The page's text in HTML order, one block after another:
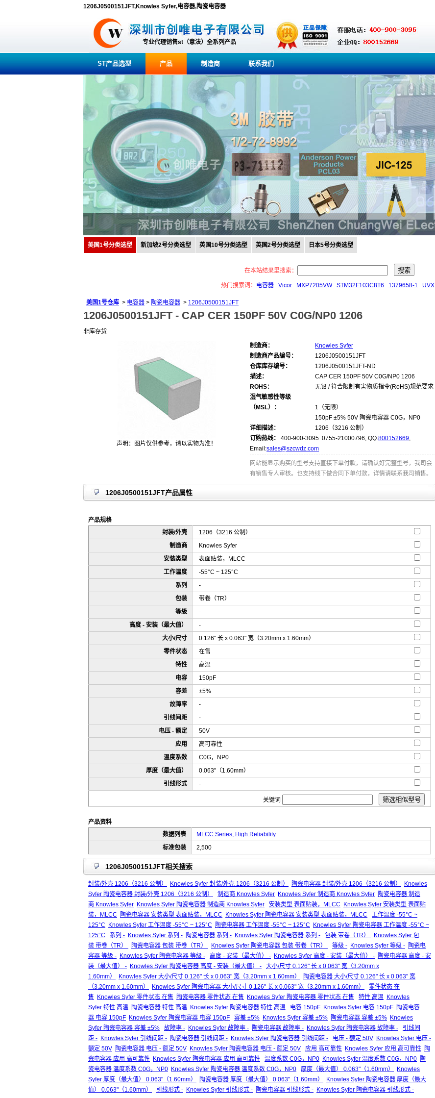
1206J0500151JFT,Knowles Syfer,电容器,陶瓷电容器
专业代理销售st（意法）全系列产品
ST产品选型 产品 制造商 联系我们
美国1号分类选型 新加坡2号分类选型 英国10号分类选型 英国2号分类选型 日本5号分类选型
在本站结果里搜索：
热门搜索词： 电容器 Vicor MXP7205VW STM32F103C8T6 1379658-1 UVX
美国1号仓库 > 电容器 > 陶瓷电容器 > 1206J0500151JFT
1206J0500151JFT - CAP CER 150PF 50V C0G/NP0 1206
非库存货
声明：图片仅供参考，请以实物为准！
制造商：
Knowles Syfer
制造商产品编号：
1206J0500151JFT
仓库库存编号：
1206J0500151JFT-ND
描述：
CAP CER 150PF 50V C0G/NP0 1206
ROHS：
无铅 / 符合限制有害物质指令(RoHS)规范要求
湿气敏感性等级
（MSL）：
1（无限）
详细描述：
150pF ±5% 50V 陶瓷电容器 C0G，NP0
1206（3216 公制）
订购热线：
400-900-3095 0755-21000796, QQ:800152669,
Email:sales@szcwdz.com
网站能显示购买的型号支持直接下单付款，请确认好完整型号，我司会
有销售专人审核。也支持线下做合同下单付款，详情请联系我司销售。
1206J0500151JFT产品属性
产品规格
封装/外壳
1206（3216 公制）
制造商
Knowles Syfer
安装类型
表面贴装，MLCC
工作温度
-55°C ~ 125°C
系列
-
包装
带卷（TR）
等级
-
高度 - 安装（最大值）
-
大小/尺寸
0.126" 长 x 0.063" 宽（3.20mm x 1.60mm）
零件状态
在售
特性
高温
电容
150pF
容差
±5%
故障率
-
引线间距
-
电压 - 额定
50V
应用
高可靠性
温度系数
C0G，NP0
厚度（最大值）
0.063"（1.60mm）
引线形式
-
关键词
产品资料
数据列表
MLCC Series, High Reliability
标准包装
2,500
1206J0500151JFT相关搜索
封装/外壳 1206（3216 公制） Knowles Syfer 封装/外壳 1206（3216 公制） 陶瓷电容器 封装/外壳 1206（3216 公制）
Knowles
Syfer 陶瓷电容器 封装/外壳 1206（3216 公制）
制造商 Knowles Syfer Knowles Syfer 制造商 Knowles Syfer 陶瓷电容器 制造
商 Knowles Syfer Knowles Syfer 陶瓷电容器 制造商 Knowles Syfer 安装类型 表面贴装，MLCC
Knowles Syfer 安装类型 表面贴
装，MLCC
陶瓷电容器 安装类型 表面贴装，MLCC Knowles Syfer 陶瓷电容器 安装类型 表面贴装，MLCC
工作温度 -55°C ~
125°C
Knowles Syfer 工作温度 -55°C ~ 125°C 陶瓷电容器 工作温度 -55°C ~ 125°C
Knowles Syfer 陶瓷电容器 工作温度 -55°C ~
125°C
系列 - Knowles Syfer 系列 - 陶瓷电容器 系列 - Knowles Syfer 陶瓷电容器 系列 - 包装 带卷（TR）
Knowles Syfer 包
装 带卷（TR）
陶瓷电容器 包装 带卷（TR） Knowles Syfer 陶瓷电容器 包装 带卷（TR） 等级 - Knowles Syfer 等级 - 陶瓷电
容器 等级 - Knowles Syfer 陶瓷电容器 等级 - 高度 - 安装（最大值） - Knowles Syfer 高度 - 安装（最大值） - 陶瓷电容器 高度 - 安
装（最大值） - Knowles Syfer 陶瓷电容器 高度 - 安装（最大值） -
大小/尺寸 0.126" 长 x 0.063" 宽（3.20mm x
1.60mm）
Knowles Syfer 大小/尺寸 0.126" 长 x 0.063" 宽（3.20mm x 1.60mm）
陶瓷电容器 大小/尺寸 0.126" 长 x 0.063" 宽
（3.20mm x 1.60mm）
Knowles Syfer 陶瓷电容器 大小/尺寸 0.126" 长 x 0.063" 宽（3.20mm x 1.60mm）
零件状态 在
售
Knowles Syfer 零件状态 在售 陶瓷电容器 零件状态 在售 Knowles Syfer 陶瓷电容器 零件状态 在售 特性 高温
Knowles
Syfer 特性 高温
陶瓷电容器 特性 高温 Knowles Syfer 陶瓷电容器 特性 高温 电容 150pF Knowles Syfer 电容 150pF 陶瓷电容
器 电容 150pF Knowles Syfer 陶瓷电容器 电容 150pF 容差 ±5% Knowles Syfer 容差 ±5% 陶瓷电容器 容差 ±5% Knowles
Syfer 陶瓷电容器 容差 ±5%
故障率 - Knowles Syfer 故障率 - 陶瓷电容器 故障率 - Knowles Syfer 陶瓷电容器 故障率 -
引线间
距 - Knowles Syfer 引线间距 - 陶瓷电容器 引线间距 - Knowles Syfer 陶瓷电容器 引线间距 - 电压 - 额定 50V Knowles Syfer 电压 -
额定 50V 陶瓷电容器 电压 - 额定 50V Knowles Syfer 陶瓷电容器 电压 - 额定 50V 应用 高可靠性 Knowles Syfer 应用 高可靠性
陶
瓷电容器 应用 高可靠性
Knowles Syfer 陶瓷电容器 应用 高可靠性 温度系数 C0G，NP0 Knowles Syfer 温度系数 C0G，NP0 陶
瓷电容器 温度系数 C0G，NP0 Knowles Syfer 陶瓷电容器 温度系数 C0G，NP0 厚度（最大值） 0.063"（1.60mm）
Knowles
Syfer 厚度（最大值） 0.063"（1.60mm）
陶瓷电容器 厚度（最大值） 0.063"（1.60mm）
Knowles Syfer 陶瓷电容器 厚度（最大
值） 0.063"（1.60mm）
引线形式 - Knowles Syfer 引线形式 - 陶瓷电容器 引线形式 - Knowles Syfer 陶瓷电容器 引线形式 -